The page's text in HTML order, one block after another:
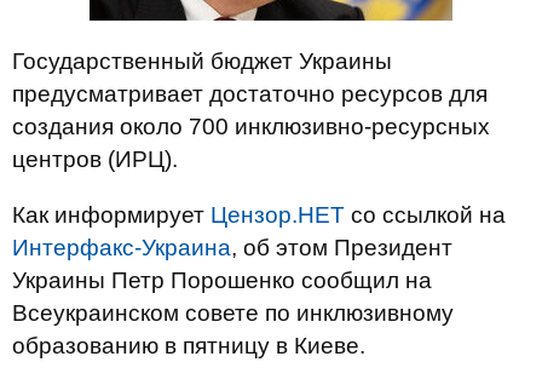
Государственный бюджет Украины
предусматривает достаточно ресурсов для
создания около 700 инклюзивно-ресурсных
центров (ИРЦ).
Как информирует Цензор.НЕТ со ссылкой на
Интерфакс-Украина, об этом Президент
Украины Петр Порошенко сообщил на
Всеукраинском совете по инклюзивному
образованию в пятницу в Киеве.